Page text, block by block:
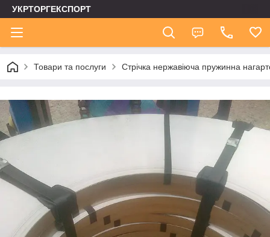
УКРТОРГЕКСПОРТ
Товари та послуги Стрічка нержавіюча пружинна